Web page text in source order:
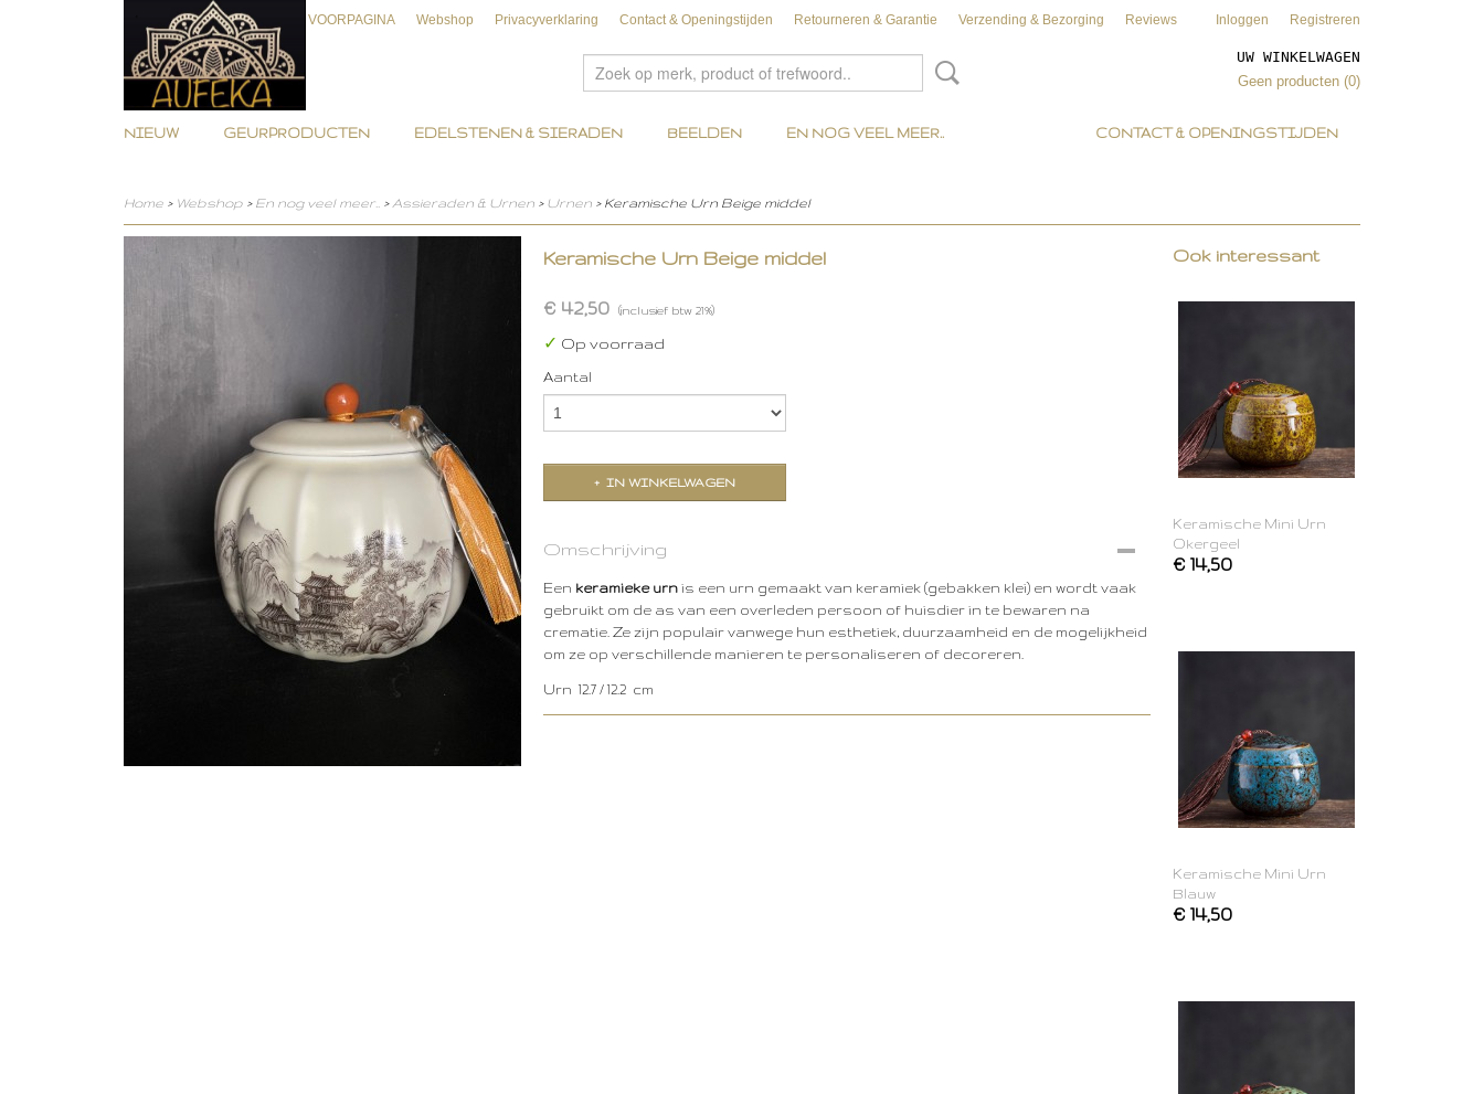
VOORPAGINA Webshop Privacyverklaring Contact & Openingstijden Retourneren & Garantie Verzending & Bezorging Reviews Inloggen Registreren
UW WINKELWAGEN
Geen producten (0)
CONTACT & OPENINGSTIJDEN
NIEUW GEURPRODUCTEN EDELSTENEN & SIERADEN BEELDEN EN NOG VEEL MEER..
Home > Webshop > En nog veel meer.. > Assieraden & Urnen > Urnen > Keramische Urn Beige middel
Keramische Urn Beige middel
€ 42,50 (inclusief btw 21%)
✓ Op voorraad
Aantal
IN WINKELWAGEN
Omschrijving
Een keramieke urn is een urn gemaakt van keramiek (gebakken klei) en wordt vaak
gebruikt om de as van een overleden persoon of huisdier in te bewaren na
crematie. Ze zijn populair vanwege hun esthetiek, duurzaamheid en de mogelijkheid
om ze op verschillende manieren te personaliseren of decoreren.
Urn 12.7 / 12.2 cm
Ook interessant
Keramische Mini Urn
Okergeel
€ 14,50
Keramische Mini Urn
Blauw
€ 14,50